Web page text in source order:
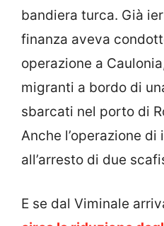
bandiera turca. Già
finanza aveva
operazione a
migranti a bordo di
sbarcati nel porto di
Anche l’operazione
all’arresto di due
E se dal Viminale